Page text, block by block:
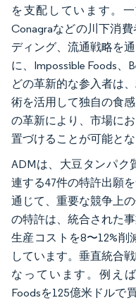
を支配しています。一
Conagraなどの川下消
ディング、流通戦略を
に、Impossible Foods、
どの革新的な参入者は
術を活用して独自の食
の革新により、市場に
置づけることが可能とな
ADMは、大豆タンパク
連する47件の特許出願
通じて、重要な競争上
の特許は、統合された
生産コストを8〜12%
しています。垂直統合
なっています。例えば
Foodsを125億米ドルで